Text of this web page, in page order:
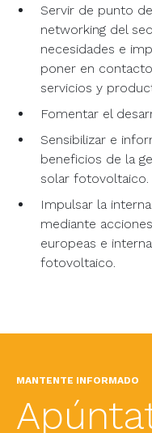
Servir de punto
networking del
necesidades e
poner en
servicios y
Fomentar el
Sensibilizar e
beneficios de la
solar fotovoltaico.
Impulsar la
mediante
europeas e
fotovoltaico.
MANTENTE INFORMADO